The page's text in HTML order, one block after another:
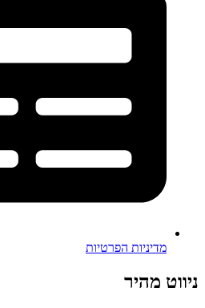
מדיניות הפרטיות
ניווט מהיר